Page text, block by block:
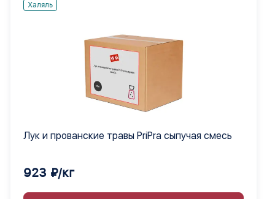
Халяль
Лук и прованские травы PriPra сыпучая смесь
923 ₽/кг